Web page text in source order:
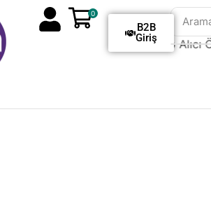
Tüm Siparişlerde Kargo Alıcı
0
B2B
Giriş